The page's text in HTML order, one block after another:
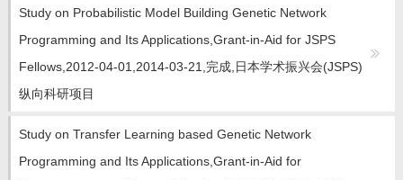
学生信息
我的相册
Study on Probabilistic Model Building Genetic Network
Programming and Its Applications,Grant-in-Aid for JSPS
Fellows,2012-04-01,2014-03-21,完成,日本学术振兴会(JSPS)
纵向科研项目
Study on Transfer Learning based Genetic Network
Programming and Its Applications,Grant-in-Aid for